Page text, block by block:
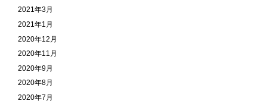
2021年3月
2021年1月
2020年12月
2020年11月
2020年9月
2020年8月
2020年7月